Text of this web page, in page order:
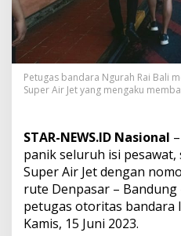
g
S
u
e
r
J
e
t
D
a
m
Petugas bandara Ngurah Rai Bali
Super Air Jet yang mengaku
STAR-NEWS.ID Nasional
panik seluruh isi
Super Air Jet dengan
rute Denpasar –
petugas otoritas bandara
Kamis, 15 Juni 2023.